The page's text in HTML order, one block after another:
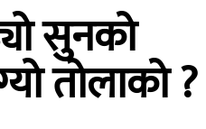
सुनको
तोलाको ?